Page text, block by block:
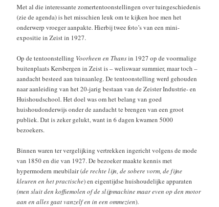
Met al die interessante zomertentoonstellingen over tuingeschiedenis
(zie de agenda) is het misschien leuk om te kijken hoe men het
onderwerp vroeger aanpakte. Hierbij twee foto’s van een mini-
expositie in Zeist in 1927.
Op de tentoonstelling Voorheen en Thansin 1927 op de voormalige
buitenplaats Kersbergen in Zeist is – weliswaar summier, maar toch –
aandacht besteed aan tuinaanleg. De tentoonstelling werd gehouden
naar aanleiding van het 20-jarig bestaan van de Zeister Industrie- en
Huishoudschool. Het doel was om het belang van goed
huishoudonderwijs onder de aandacht te brengen van een groot
publiek. Dat is zeker gelukt, want in 6 dagen kwamen 5000
bezoekers.
Binnen waren ter vergelijking vertrekken ingericht volgens de mode
van 1850 en die van 1927. De bezoeker maakte kennis met
hypermodern meubilair (de rechte lijn, de sobere vorm, de fijne
kleuren en het practische) en eigentijdse huishoudelijke apparaten
(men sluit den koffiemolen of de slijpmachine maar even op den motor
aan en alles gaat vanzelf en in een ommezien).